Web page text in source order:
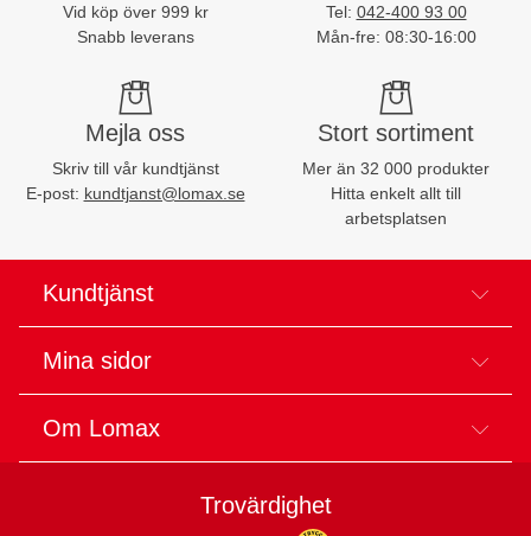
Vid köp över 999 kr
Snabb leverans
Tel: 042-400 93 00
Mån-fre: 08:30-16:00
Mejla oss
Skriv till vår kundtjänst
E-post: kundtjanst@lomax.se
Stort sortiment
Mer än 32 000 produkter
Hitta enkelt allt till
arbetsplatsen
Kundtjänst
Mina sidor
Om Lomax
Trovärdighet